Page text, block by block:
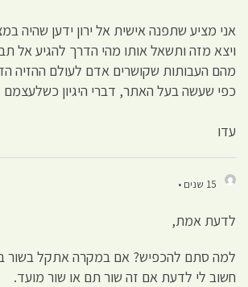
אני מציע שתפנה אישית אל ירון ידען שהיה
ויצא מזה ותשאל אותו מהי הדרך להגיע אל
מהם העבותות שקושרים אדם לעולם ההזיה
כפי שעשה בעל האתר, דברי היגיון כשלעצמם
עדו
15 שנים •
לדעת אמת,
למה סתם להכפיש? אם במקרה אתקל בשור
חשוב לי לדעת אם זה שור תם או שור מועד.